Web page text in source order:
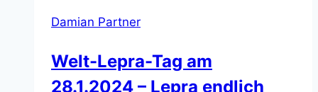
Damian Partner
Welt-Lepra-Tag am
28.1.2024 – Lepra endlich